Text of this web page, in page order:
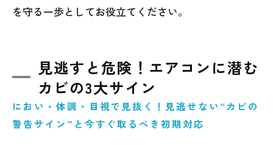
を守る一歩としてお役立てください。
見逃すと危険！エアコンに潜む
カビの3大サイン
におい・体調・目視で見抜く！見逃せない“カビの
警告サイン”と今すぐ取るべき初期対応